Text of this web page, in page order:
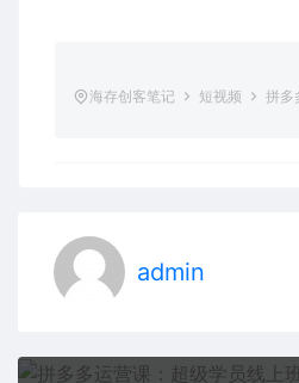
海存创客笔记 短视频 拼多
admin